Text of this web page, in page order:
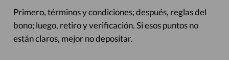
Primero, términos y condiciones; después, reglas del
bono; luego, retiro y verificación. Si esos puntos no
están claros, mejor no depositar.